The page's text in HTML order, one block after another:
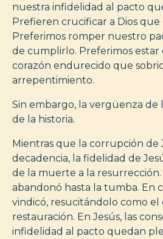
nuestra infidelidad al pacto
Prefieren crucificar a Dios que
Preferimos romper nuestro
de cumplirlo. Preferimos estar
corazón endurecido que
arrepentimiento.
Sin embargo, la vergüenza de
de la historia.
Mientras que la corrupción de
decadencia, la fidelidad de
de la muerte a la resurrección.
abandonó hasta la tumba. En
vindicó, resucitándolo como el
restauración. En Jesús, las
infidelidad al pacto quedan